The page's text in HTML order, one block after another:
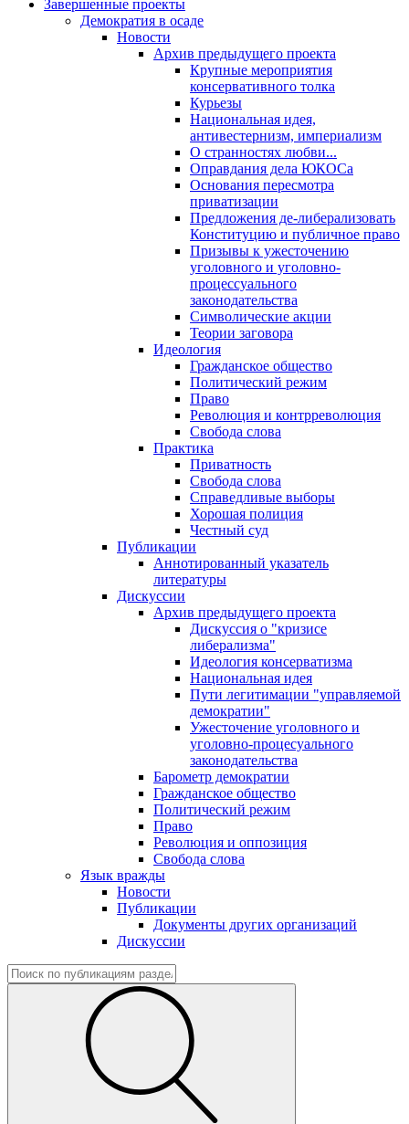
Завершенные проекты
Демократия в осаде
Новости
Архив предыдущего проекта
Крупные мероприятия
консервативного толка
Курьезы
Национальная идея,
антивестернизм, империализм
О странностях любви...
Оправдания дела ЮКОСа
Основания пересмотра
приватизации
Предложения де-либерализовать
Конституцию и публичное право
Призывы к ужесточению
уголовного и уголовно-
процессуального
законодательства
Символические акции
Теории заговора
Идеология
Гражданское общество
Политический режим
Право
Революция и контрреволюция
Свобода слова
Практика
Приватность
Свобода слова
Справедливые выборы
Хорошая полиция
Честный суд
Публикации
Аннотированный указатель
литературы
Дискуссии
Архив предыдущего проекта
Дискуссия о "кризисе
либерализма"
Идеология консерватизма
Национальная идея
Пути легитимации "управляемой
демократии"
Ужесточение уголовного и
уголовно-процесуального
законодательства
Барометр демократии
Гражданское общество
Политический режим
Право
Революция и оппозиция
Свобода слова
Язык вражды
Новости
Публикации
Документы других организаций
Дискуссии